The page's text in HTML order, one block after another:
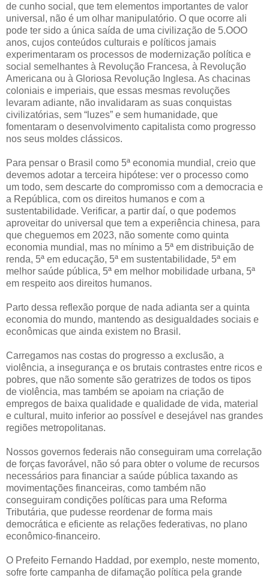
de cunho social, que tem elementos importantes de valor
universal, não é um olhar manipulatório. O que ocorre ali
pode ter sido a única saída de uma civilização de 5.OOO
anos, cujos conteúdos culturais e políticos jamais
experimentaram os processos de modernização política e
social semelhantes à Revolução Francesa, à Revolução
Americana ou à Gloriosa Revolução Inglesa. As chacinas
coloniais e imperiais, que essas mesmas revoluções
levaram adiante, não invalidaram as suas conquistas
civilizatórias, sem “luzes” e sem humanidade, que
fomentaram o desenvolvimento capitalista como progresso
nos seus moldes clássicos.
Para pensar o Brasil como 5ª economia mundial, creio que
devemos adotar a terceira hipótese: ver o processo como
um todo, sem descarte do compromisso com a democracia e
a República, com os direitos humanos e com a
sustentabilidade. Verificar, a partir daí, o que podemos
aproveitar do universal que tem a experiência chinesa, para
que cheguemos em 2023, não somente como quinta
economia mundial, mas no mínimo a 5ª em distribuição de
renda, 5ª em educação, 5ª em sustentabilidade, 5ª em
melhor saúde pública, 5ª em melhor mobilidade urbana, 5ª
em respeito aos direitos humanos.
Parto dessa reflexão porque de nada adianta ser a quinta
economia do mundo, mantendo as desigualdades sociais e
econômicas que ainda existem no Brasil.
Carregamos nas costas do progresso a exclusão, a
violência, a insegurança e os brutais contrastes entre ricos e
pobres, que não somente são geratrizes de todos os tipos
de violência, mas também se apoiam na criação de
empregos de baixa qualidade e qualidade de vida, material
e cultural, muito inferior ao possível e desejável nas grandes
regiões metropolitanas.
Nossos governos federais não conseguiram uma correlação
de forças favorável, não só para obter o volume de recursos
necessários para financiar a saúde pública taxando as
movimentações financeiras, como também não
conseguiram condições políticas para uma Reforma
Tributária, que pudesse reordenar de forma mais
democrática e eficiente as relações federativas, no plano
econômico-financeiro.
O Prefeito Fernando Haddad, por exemplo, neste momento,
sofre forte campanha de difamação política pela grande